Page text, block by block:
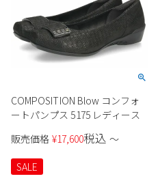
COMPOSITION Blow コンフォ
ートパンプス 5175 レディース
販売価格 ¥17,600税込 〜
SALE